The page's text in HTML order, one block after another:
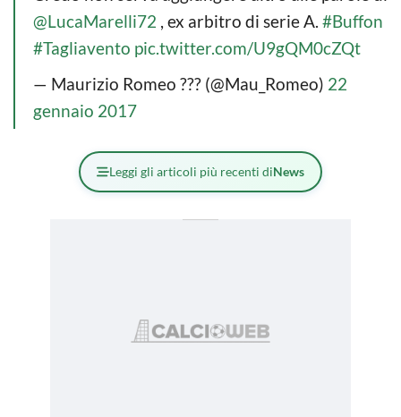
@LucaMarelli72 , ex arbitro di serie A. #Buffon
#Tagliavento pic.twitter.com/U9gQM0cZQt
— Maurizio Romeo ??? (@Mau_Romeo) 22
gennaio 2017
Leggi gli articoli più recenti diNews